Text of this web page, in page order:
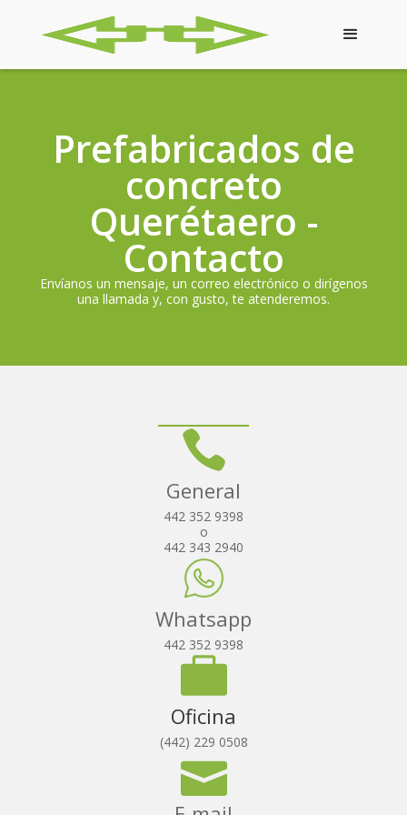
Prefabricados de
concreto
Querétaero -
Contacto
Envíanos un mensaje, un correo electrónico o dirígenos
una llamada y, con gusto, te atenderemos.
General
442 352 9398
o
442 343 2940
Whatsapp
442 352 9398
Oficina
(442) 229 0508